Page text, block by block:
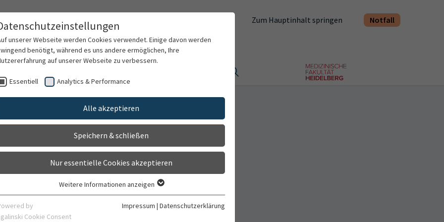
Zum Hauptinhalt springen Notfall
Erkrankungen
unserer Webseite werden Cookies verwendet. Einige davon werden
benötigt, während es uns andere ermöglichen, Ihre
auf unserer Webseite zu verbessern.
Essentiell Analytics & Performance
Alle akzeptieren
Speichern & schließen
Nur essentielle Cookies akzeptieren
Essentielle Cookies werden für grundlegende Funktionen der Webseite
benötigt. Dadurch ist gewährleistet, dass die Webseite einwandfrei
Weitere Informationen anzeigen
by
Cookie Consent
Impressum | Datenschutzerklärung